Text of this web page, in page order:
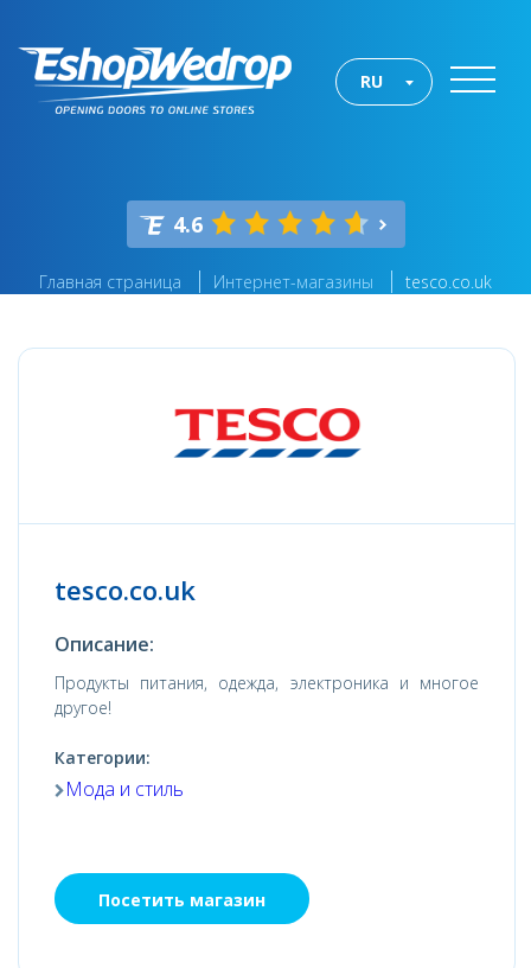
RU
4.6
Главная страница Интернет-магазины tesco.co.uk
tesco.co.uk
Описание:
Продукты питания, одежда, электроника и многое
другое!
Категории:
Мода и стиль
Посетить магазин